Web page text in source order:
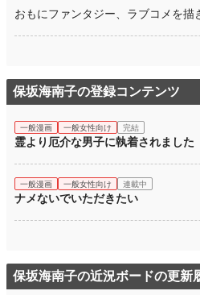
おもにファンタジー、ラブコメを描
保坂海南子の登録コンテンツ
一般漫画 一般女性向け 完結
霊より厄介な男子に執着されました
一般漫画 一般女性向け 連載中
ナメないでいただきたい
保坂海南子の近況ボードの更新